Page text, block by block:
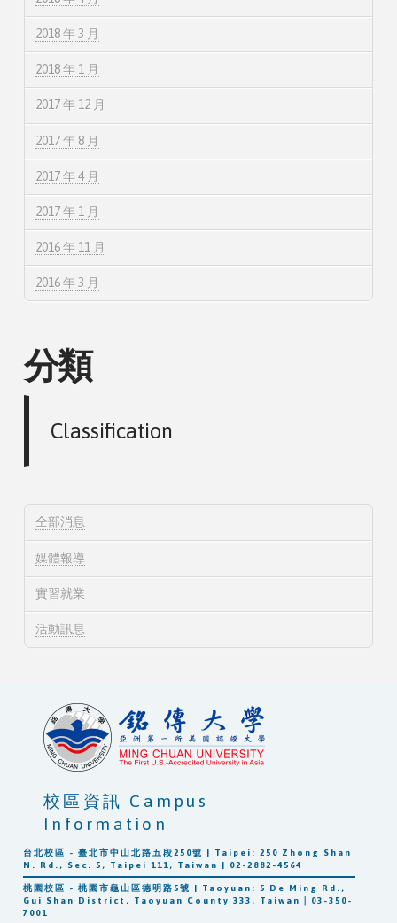
2018 年 3 月
2018 年 1 月
2017 年 12 月
2017 年 8 月
2017 年 4 月
2017 年 1 月
2016 年 11 月
2016 年 3 月
分類
Classification
全部消息
媒體報導
實習就業
活動訊息
台北校區 - 臺北市中山北路五段250號 | Taipei: 250 Zhong Shan
N. Rd., Sec. 5, Taipei 111, Taiwan | 02-2882-4564
桃園校區 - 桃園市龜山區德明路5號 | Taoyuan: 5 De Ming Rd.,
Gui Shan District, Taoyuan County 333, Taiwan｜03-350-
7001
校區資訊 Campus
Information